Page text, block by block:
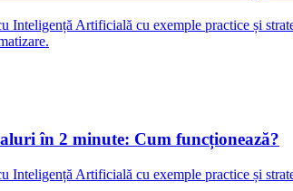
Inteligență Artificială cu exemple practice și
în 2 minute: Cum funcționează?
Inteligență Artificială cu exemple practice și